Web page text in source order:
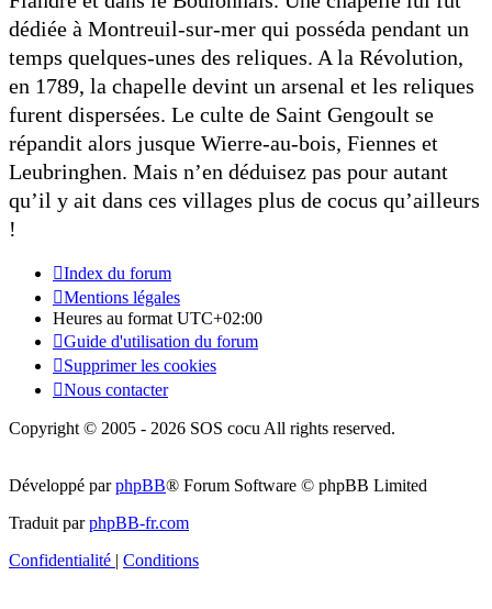
dédiée à Montreuil-sur-mer qui posséda pendant un
temps quelques-unes des reliques. A la Révolution,
en 1789, la chapelle devint un arsenal et les reliques
furent dispersées. Le culte de Saint Gengoult se
répandit alors jusque Wierre-au-bois, Fiennes et
Leubringhen. Mais n’en déduisez pas pour autant
qu’il y ait dans ces villages plus de cocus qu’ailleurs
!
Index du forum
Mentions légales
Heures au formatUTC+02:00
Guide d'utilisation du forum
Supprimer les cookies
Nous contacter
Copyright © 2005 - 2026 SOS cocu All rights reserved.
Développé parphpBB® Forum Software © phpBB Limited
Traduit parphpBB-fr.com
Confidentialité | Conditions